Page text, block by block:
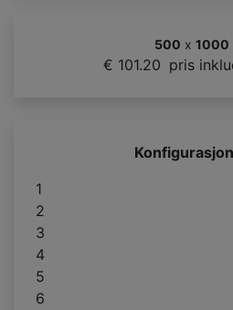
500 x 1000
€ 101.20 pris
1
2
3
4
5
6